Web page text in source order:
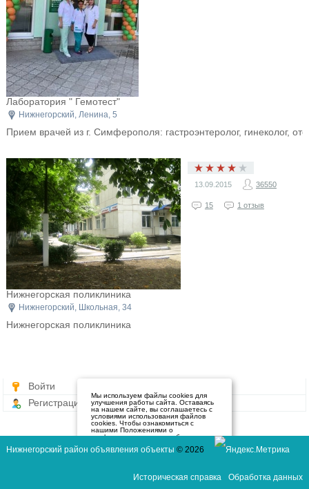
​Лаборатория " Гемотест"
Нижнегорский, Ленина, 5
Прием врачей из г. Симферополя: гастроэнтеролог, гинеколог,
Нижнегорская поликлиника
Нижнегорский, Школьная, 34
Нижнегорская поликлиника
13.09.2015 36550
15 1 отзыв
Войти
Регистрация
Мы используем файлы cookies для
улучшения работы сайта. Оставаясь
на нашем сайте, вы соглашаетесь с
условиями использования файлов
cookies. Чтобы ознакомиться с
нашими Положениями о
конфиденциальности и об
нажмите здесь.
Нижнегорский район объявления объекты © 2026
Историческая справка Обработка данных